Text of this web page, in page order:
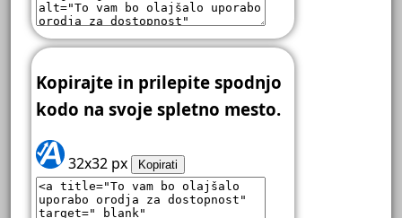
Kopirajte in prilepite spodnjo
kodo na svoje spletno mesto.
32x32 px Kopirati